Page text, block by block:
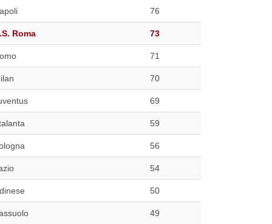
76
Roma 73
71
70
69
59
56
54
50
49